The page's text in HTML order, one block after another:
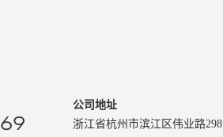
公司地址
浙江省杭州市滨江区伟业路